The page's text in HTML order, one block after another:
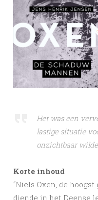
Het was een
lastige situatie
onzichtbaar
Korte inhoud
“Niels Oxen, de
diende in het Deense